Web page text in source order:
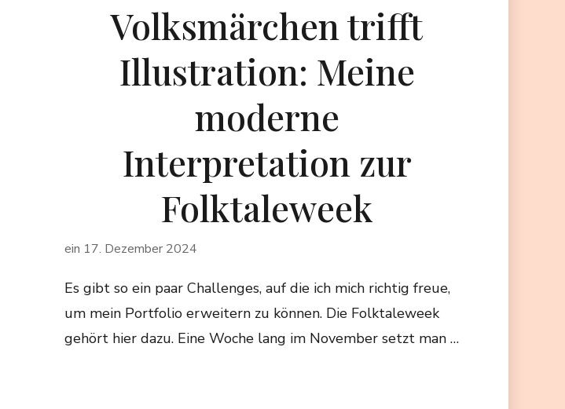
Volksmärchen trifft
Illustration: Meine
moderne
Interpretation zur
Folktaleweek
ein 17. Dezember 2024
Es gibt so ein paar Challenges, auf die ich mich richtig freue,
um mein Portfolio erweitern zu können. Die Folktaleweek
gehört hier dazu. Eine Woche lang im November setzt man …